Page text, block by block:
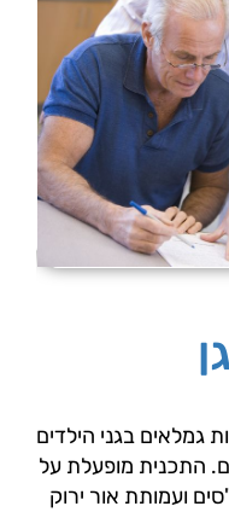
גמלאים בגני הילדים
התכנית מופעלת על
ועמותת אור ירוק